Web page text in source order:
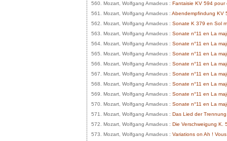
560. Mozart, Wolfgang Amadeus : Fantaisie KV 594 pour
561. Mozart, Wolfgang Amadeus : Abendempfindung KV
562. Mozart, Wolfgang Amadeus : Sonate K 379 en Sol
563. Mozart, Wolfgang Amadeus : Sonate n°11 en La
564. Mozart, Wolfgang Amadeus : Sonate n°11 en La
565. Mozart, Wolfgang Amadeus : Sonate n°11 en La
566. Mozart, Wolfgang Amadeus : Sonate n°11 en La
567. Mozart, Wolfgang Amadeus : Sonate n°11 en La
568. Mozart, Wolfgang Amadeus : Sonate n°11 en La
569. Mozart, Wolfgang Amadeus : Sonate n°11 en La
570. Mozart, Wolfgang Amadeus : Sonate n°11 en La
571. Mozart, Wolfgang Amadeus : Das Lied der
572. Mozart, Wolfgang Amadeus : Die Verschweigung K.
573. Mozart, Wolfgang Amadeus : Variations on Ah !